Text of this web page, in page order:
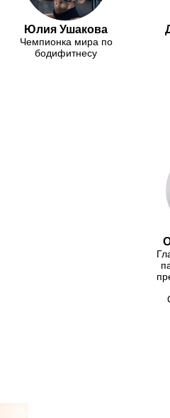
Юлия Ушакова
Чемпионка мира по
бодифитнесу